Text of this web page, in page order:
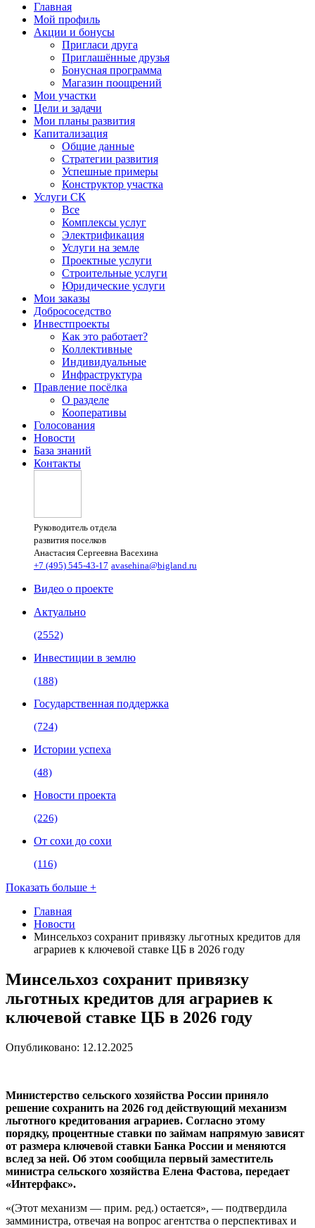
Главная
Мой профиль
Акции и бонусы
Пригласи друга
Приглашённые друзья
Бонусная программа
Магазин поощрений
Мои участки
Цели и задачи
Мои планы развития
Капитализация
Общие данные
Стратегии развития
Успешные примеры
Конструктор участка
Услуги СК
Все
Комплексы услуг
Электрификация
Услуги на земле
Проектные услуги
Строительные услуги
Юридические услуги
Мои заказы
Добрососедство
Инвестпроекты
Как это работает?
Коллективные
Индивидуальные
Инфраструктура
Правление посёлка
О разделе
Кооперативы
Голосования
Новости
База знаний
Контакты
Руководитель отдела
развития поселков
Анастасия Сергеевна Васехина
+7 (495) 545-43-17 avasehina@bigland.ru
Видео о проекте
Актуально
(2552)
Инвестиции в землю
(188)
Государственная поддержка
(724)
Истории успеха
(48)
Новости проекта
(226)
От сохи до сохи
(116)
Показать больше +
Главная
Новости
Минсельхоз сохранит привязку льготных кредитов для
аграриев к ключевой ставке ЦБ в 2026 году
Минсельхоз сохранит привязку
льготных кредитов для аграриев к
ключевой ставке ЦБ в 2026 году
Опубликовано: 12.12.2025
Министерство сельского хозяйства России приняло
решение сохранить на 2026 год действующий механизм
льготного кредитования аграриев. Согласно этому
порядку, процентные ставки по займам напрямую зависят
от размера ключевой ставки Банка России и меняются
вслед за ней. Об этом сообщила первый заместитель
министра сельского хозяйства Елена Фастова, передает
«Интерфакс».
«(Этот механизм — прим. ред.) остается», — подтвердила
замминистра, отвечая на вопрос агентства о перспективах и